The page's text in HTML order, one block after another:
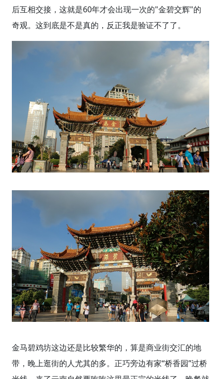
后互相交接，这就是60年才会出现一次的"金碧交辉"的
奇观。这到底是不是真的，反正我是验证不了了。
金马碧鸡坊这边还是比较繁华的，算是商业街交汇的地
带，晚上逛街的人尤其的多。正巧旁边有家“桥香园”过桥